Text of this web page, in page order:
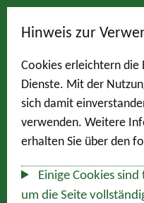
Hinweis zur
Cookies erleichtern die
Dienste. Mit der
sich damit
verwenden. Weitere
erhalten Sie über den
Einige Cookies
um die Seite